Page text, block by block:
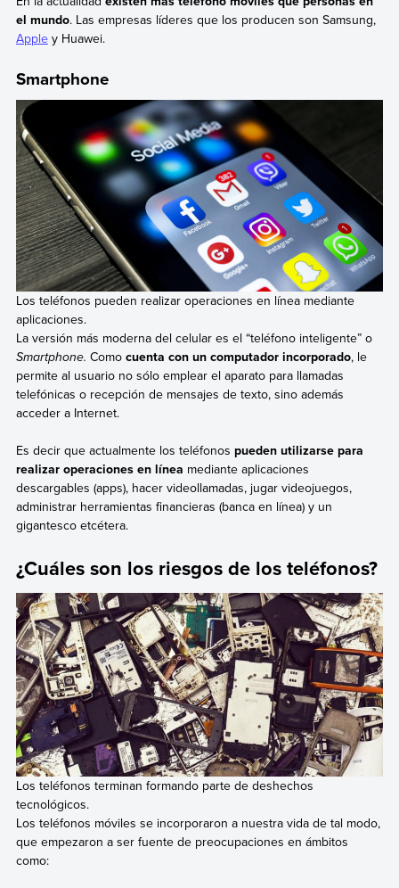
el mundo. Las empresas líderes que los producen son Samsung,
Appley Huawei.
Smartphone
Los teléfonos pueden realizar operaciones en línea mediante
aplicaciones.
La versión más moderna del celular es el “teléfono inteligente” o
Smartphone. Como cuenta con un computador incorporado, le
permite al usuario no sólo emplear el aparato para llamadas
telefónicas o recepción de mensajes de texto, sino además
acceder a Internet.
Es decir que actualmente los teléfonos pueden utilizarse para
realizar operaciones en línea mediante aplicaciones
descargables (apps), hacer videollamadas, jugar videojuegos,
administrar herramientas financieras (banca en línea) y un
gigantesco etcétera.
¿Cuáles son los riesgos de los teléfonos?
Los teléfonos terminan formando parte de deshechos
tecnológicos.
Los teléfonos móviles se incorporaron a nuestra vida de tal modo,
que empezaron a ser fuente de preocupaciones en ámbitos
como: